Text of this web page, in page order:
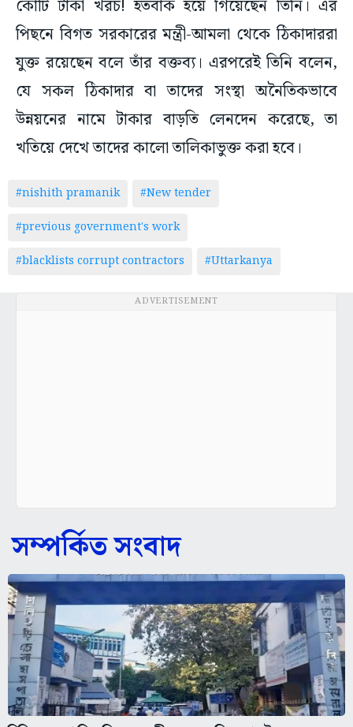
কোটি টাকা খরচ! হতবাক হয়ে গিয়েছেন তিনি। এর
পিছনে বিগত সরকারের মন্ত্রী-আমলা থেকে ঠিকাদাররা
যুক্ত রয়েছেন বলে তাঁর বক্তব্য। এরপরেই তিনি বলেন,
যে সকল ঠিকাদার বা তাদের সংস্থা অনৈতিকভাবে
উন্নয়নের নামে টাকার বাড়তি লেনদেন করেছে, তা
খতিয়ে দেখে তাদের কালো তালিকাভুক্ত করা হবে।
#nishith pramanik
#New tender
#previous government's work
#blacklists corrupt contractors
#Uttarkanya
ADVERTISEMENT
সম্পর্কিত সংবাদ